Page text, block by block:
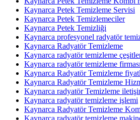
Kaynarca Petek Temizleme Servisi
Kaynarca Petek Temizlemeciler
Kaynarca Petek Temizliği
Kaynarca profesyonel radyatör
Kaynarca Radyatör Temizleme
Kaynarca radyatör temizleme
Kaynarca radyatör temizleme firması
Kaynarca Radyatör Temizleme
Kaynarca Radyatör Temizleme
Kaynarca radyatör Temizleme
Kaynarca radyatör temizleme işlemi
Kaynarca Radyatör Temizleme
Kaynarca radyatör temizleme